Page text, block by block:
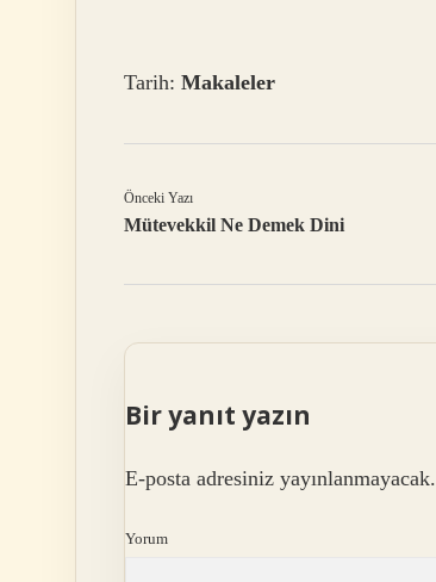
Tarih: Makaleler
Önceki Yazı
Mütevekkil Ne Demek Dini
Bir yanıt yazın
E-posta adresiniz yayınlanmayacak.
Yorum